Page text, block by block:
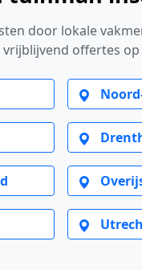
door lokale
offertes op